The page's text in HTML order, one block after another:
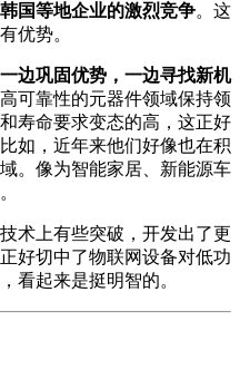
国等地企业的激烈竞争。这
优势。
一边巩固优势，一边寻找新机
可靠性的元器件领域保持领
寿命要求变态的高，这正好
如，近年来他们好像也在积
。像为智能家居、新能源车
术上有些突破，开发出了更
好切中了物联网设备对低功
看起来是挺明智的。